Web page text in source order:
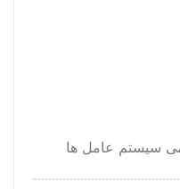
سیستم عامل ها